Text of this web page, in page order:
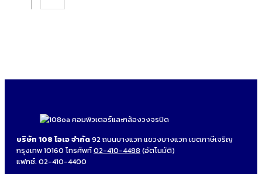
บริษัท 108 โอเอ จำกัด92 ถนนบางแวก แขวงบางแวก เขตภาษีเจริญ
กรุงเทพ 10160 โทรศัพท์02-410-4488 (อัตโนมัติ)
แฟกซ์. 02-410-4400